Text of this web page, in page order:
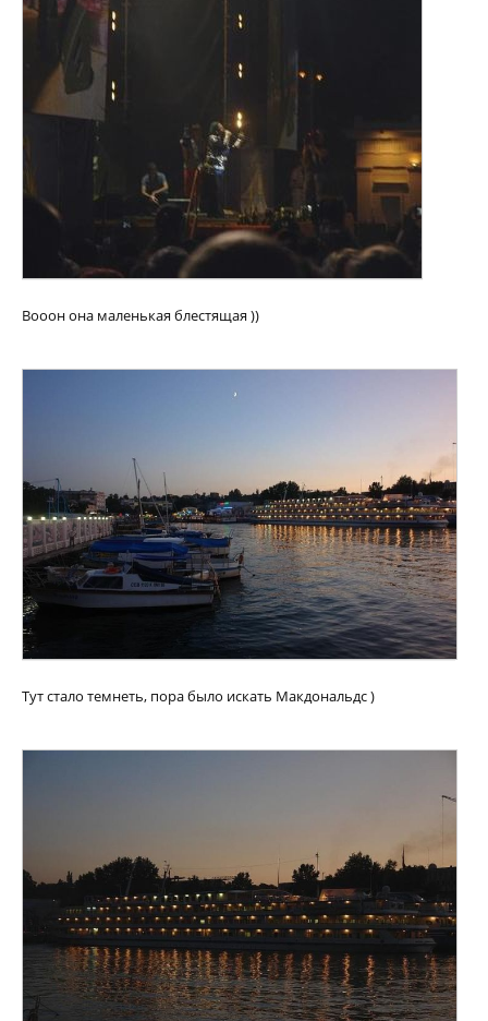
Вооон она маленькая блестящая ))
Тут стало темнеть, пора было искать Макдональдс )